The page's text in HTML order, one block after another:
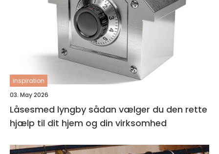
inspiration
03. May 2026
Låsesmed lyngby sådan vælger du den rette
hjælp til dit hjem og din virksomhed